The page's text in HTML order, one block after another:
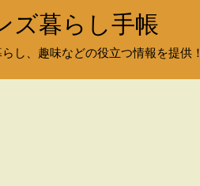
ズ暮らし手帳
し、趣味などの役立つ情報を提供！